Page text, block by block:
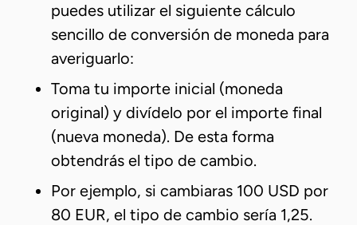
puedes utilizar el siguiente cálculo
sencillo de conversión de moneda para
averiguarlo:
Toma tu importe inicial (moneda
original) y divídelo por el importe final
(nueva moneda). De esta forma
obtendrás el tipo de cambio.
Por ejemplo, si cambiaras 100 USD por
80 EUR, el tipo de cambio sería 1,25.